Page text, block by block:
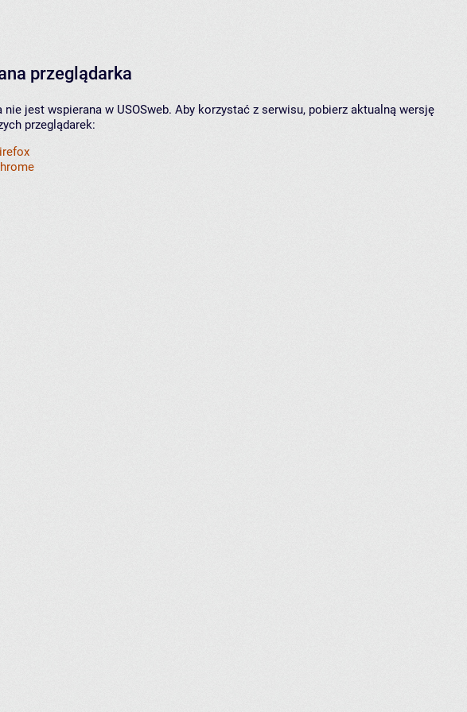
przeglądarka
nie jest wspierana w USOSweb. Aby korzystać z serwisu, pobierz aktualną wersję
przeglądarek: